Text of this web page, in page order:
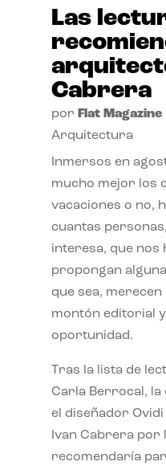
Las
Cabrera
por Flat Magazine|
Arquitectura
Inmersos en
mucho mejor los
vacaciones o no,
cuantas
interesa, que nos
propongan
que sea,
montón editorial
oportunidad.
Tras la lista de
Carla Berrocal, la
el diseñador
Ivan Cabrera por
recomendaría